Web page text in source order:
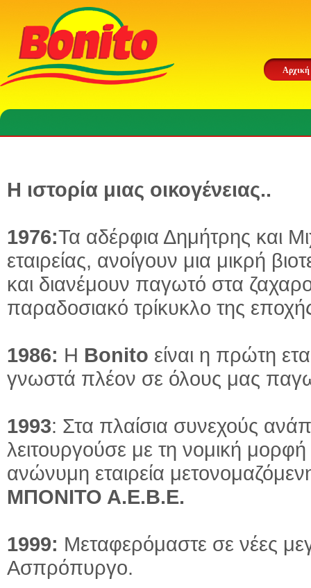
Αρχική
Η ιστορία μιας οικογένειας..
1976:Τα αδέρφια Δημήτρης και
εταιρείας, ανοίγουν μια μικρή
και διανέμουν παγωτό στα
παραδοσιακό τρίκυκλο της
1986: Η Bonito είναι η πρώτη
γνωστά πλέον σε όλους μας
1993: Στα πλαίσια συνεχούς
λειτουργούσε με τη νομική
ανώνυμη εταιρεία
ΜΠΟΝΙΤΟ Α.Ε.Β.Ε.
1999: Μεταφερόμαστε σε νέες
Ασπρόπυργο.